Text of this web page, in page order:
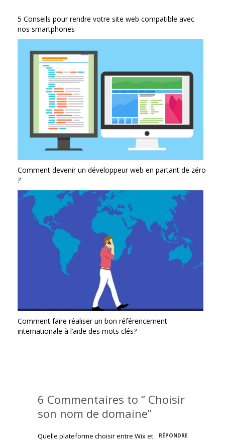
5 Conseils pour rendre votre site web compatible avec
nos smartphones
Comment devenir un développeur web en partant de zéro
?
Comment faire réaliser un bon référencement
internationale à l’aide des mots clés?
6 Commentaires to “ Choisir
son nom de domaine”
Quelle plateforme choisir entre Wix et
RÉPONDRE